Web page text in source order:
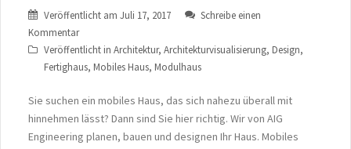
Veröffentlicht am Juli 17, 2017
Schreibe einen
Kommentar
Veröffentlicht in Architektur, Architekturvisualisierung, Design,
Fertighaus, Mobiles Haus, Modulhaus
Sie suchen ein mobiles Haus, das sich nahezu überall mit
hinnehmen lässt? Dann sind Sie hier richtig. Wir von AIG
Engineering planen, bauen und designen Ihr Haus. Mobiles